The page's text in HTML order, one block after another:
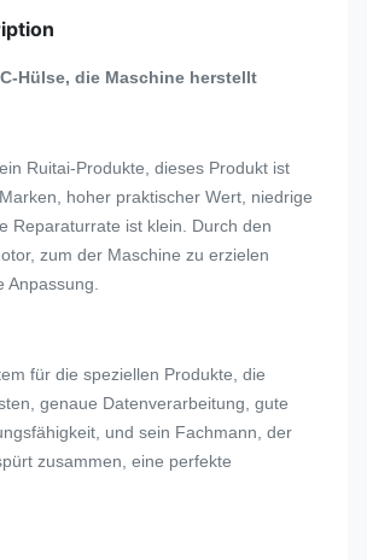
Hülse, die Maschine herstellt
Ruitai-Produkte, dieses Produkt ist
hoher praktischer Wert, niedrige
Reparaturrate ist klein. Durch den
zum der Maschine zu erzielen
Anpassung.
für die speziellen Produkte, die
genaue Datenverarbeitung, gute
und sein Fachmann, der
zusammen, eine perfekte